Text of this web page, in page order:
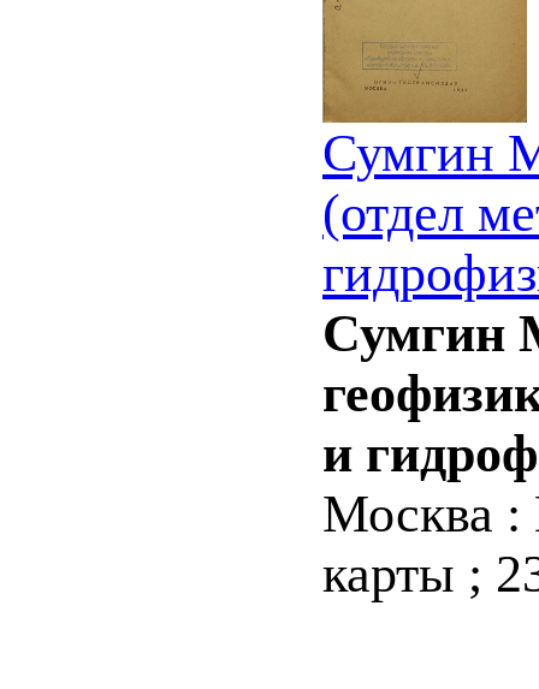
Сумгин
(отдел
Сумгин
и
Москва :
карты ;